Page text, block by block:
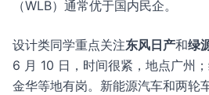
（WLB）通常优于国内民企。
设计类同学重点关注东风日产和绿
6 月 10 日，时间很紧，地点广州；
金华等地有岗。新能源汽车和两轮